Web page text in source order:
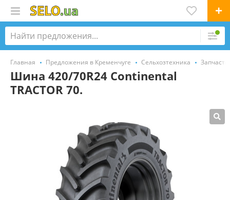
Главная Предложения в Кременчуге Сельхозтехника
Шина 420/70R24 Continental
TRACTOR 70.